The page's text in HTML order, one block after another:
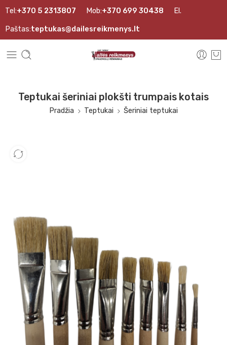
Tel:+370 5 2313807 Mob:+370 699 30438 El.
Paštas:teptukas@dailesreikmenys.lt
Teptukai šeriniai plokšti trumpais kotais
Pradžia Teptukai Šeriniai teptukai